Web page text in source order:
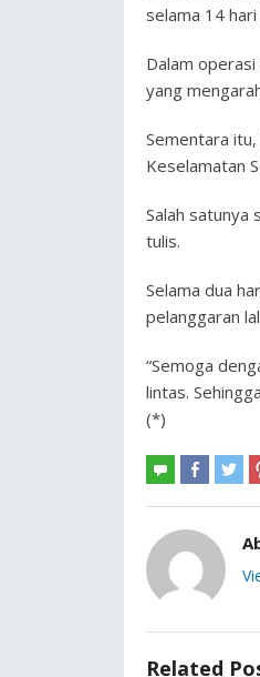
selama 14
Dalam
yang
Sementara
Keselamatan
Salah satunya
tulis.
Selama dua
pelanggaran
“Semoga
lintas.
(*)
Related